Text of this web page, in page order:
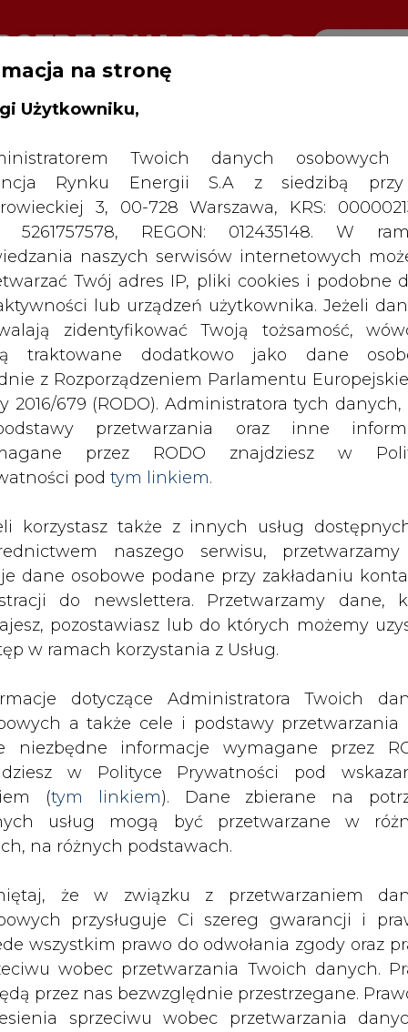
ZMIANY KADROWE NA RYNKU
na stronę
Użytkowniku,
Twoich danych osobowych
Rynku Energii S.A z siedzibą
3, 00-728 Warszawa, KRS:
5261757578, REGON: 012435148. W
naszych serwisów internetowych
Twój adres IP, pliki cookies i podobne
lub urządzeń użytkownika. Jeżeli
zidentyfikować Twoją tożsamość,
traktowane dodatkowo jako dane
z Rozporządzeniem Parlamentu
2016/679 (RODO). Administratora tych danych,
przetwarzania oraz inne
przez RODO znajdziesz w
pod tym linkiem.
korzystasz także z innych usług
naszego serwisu,
dane osobowe podane przy zakładaniu
do newslettera. Przetwarzamy dane,
pozostawiasz lub do których możemy
w ramach korzystania z Usług.
dotyczące Administratora Twoich
a także cele i podstawy przetwarzania
niezbędne informacje wymagane przez
w Polityce Prywatności pod
(tym linkiem). Dane zbierane na
usług mogą być przetwarzane w
na różnych podstawach.
że w związku z przetwarzaniem
przysługuje Ci szereg gwarancji i
wszystkim prawo do odwołania zgody oraz
wobec przetwarzania Twoich danych.
przez nas bezwzględnie przestrzegane.
sprzeciwu wobec przetwarzania
URE w sprawie interpretacji art. 9a ust. 6 ustawy -
drukuj skomentuj udostępnij :
interpretacji art.
energetyczne (Dz.U. z 2003 r.
z urzędu jest obowiązany, w
podstawie ust. 9, do zakupu
źródłach energii
sprzedawcy z urzędu,
które uzyskały